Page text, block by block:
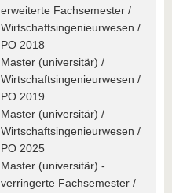
erweiterte Fachsemester /
Wirtschaftsingenieurwesen /
PO 2018
Master (universitär) /
Wirtschaftsingenieurwesen /
PO 2019
Master (universitär) /
Wirtschaftsingenieurwesen /
PO 2025
Master (universitär) -
verringerte Fachsemester /